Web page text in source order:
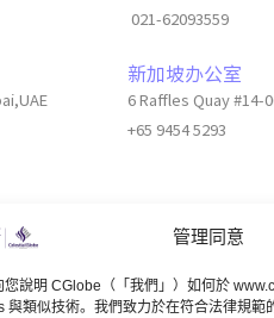
管理同意
您說明 CGlobe（「我們」）如何於
與類似技術。我們致力於在符合法律規範
021-62093559
新加坡办公室
6 Raffles Quay #14-
+65 9454 5293
国内客服 视频号